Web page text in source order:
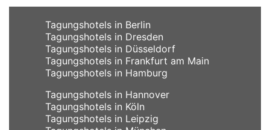
Tagungshotels in Berlin
Tagungshotels in Dresden
Tagungshotels in Düsseldorf
Tagungshotels in Frankfurt am Main
Tagungshotels in Hamburg
Tagungshotels in Hannover
Tagungshotels in Köln
Tagungshotels in Leipzig